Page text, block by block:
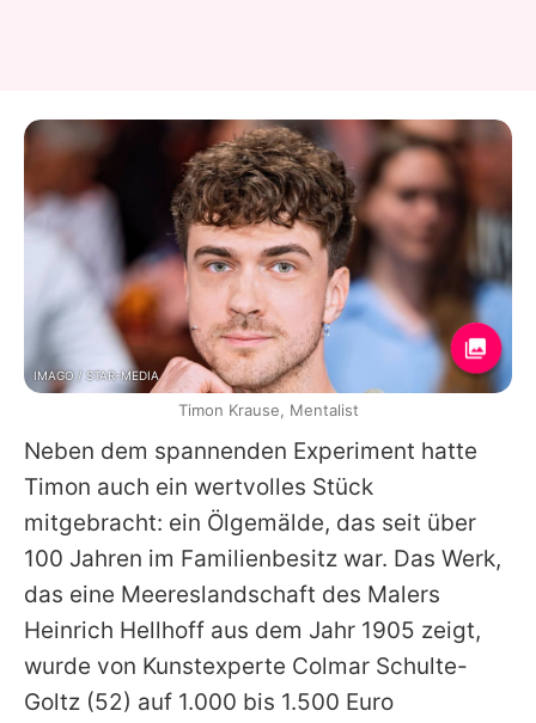
Neben dem spannenden Experiment hatte
Timon auch ein wertvolles Stück
mitgebracht: ein Ölgemälde, das seit über
100 Jahren im Familienbesitz war. Das Werk,
das eine Meereslandschaft des Malers
Heinrich Hellhoff aus dem Jahr 1905 zeigt,
wurde von Kunstexperte Colmar Schulte-
Goltz (52) auf 1.000 bis 1.500 Euro
IMAGO / STAR-MEDIA
Timon Krause, Mentalist